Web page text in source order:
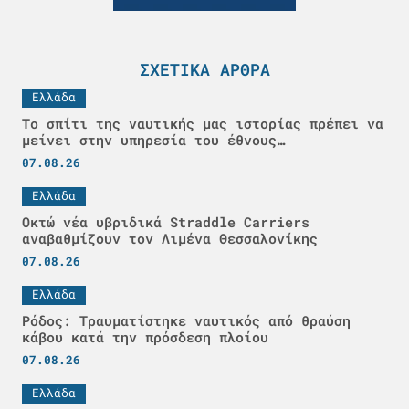
ΣΧΕΤΙΚΆ ΆΡΘΡΑ
Ελλάδα
Το σπίτι της ναυτικής μας ιστορίας πρέπει να
μείνει στην υπηρεσία του έθνους…
07.08.26
Ελλάδα
Οκτώ νέα υβριδικά Straddle Carriers
αναβαθμίζουν τον Λιμένα Θεσσαλονίκης
07.08.26
Ελλάδα
Ρόδος: Τραυματίστηκε ναυτικός από θραύση
κάβου κατά την πρόσδεση πλοίου
07.08.26
Ελλάδα